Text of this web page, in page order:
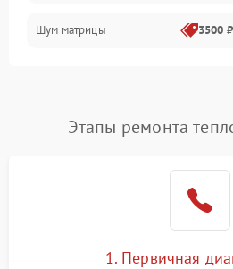
Проблемы питания
Сбои коммуникаций и
Экран (дисплей)
Шум матрицы 3500 ₽
Этапы ремонта
1. Первичная